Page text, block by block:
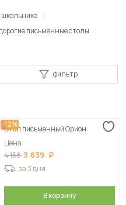
письменные столы
фильтр
-12%
Стол письменный Орион
Цена
4 158 3 639
за 3 дня
В корзину